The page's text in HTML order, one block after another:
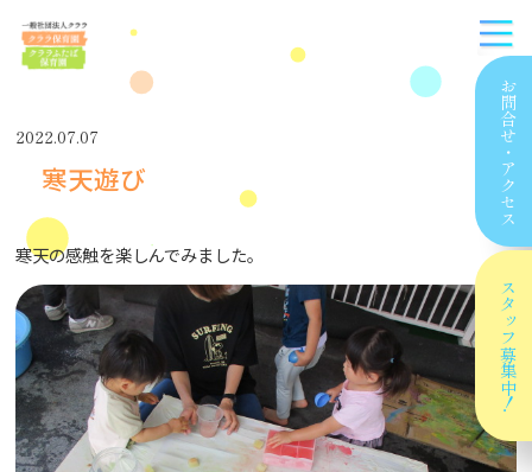
お問合せ
・
アクセス
スタッフ
募集中！
2022.07.07
寒天遊び
寒天の感触を楽しんでみました。